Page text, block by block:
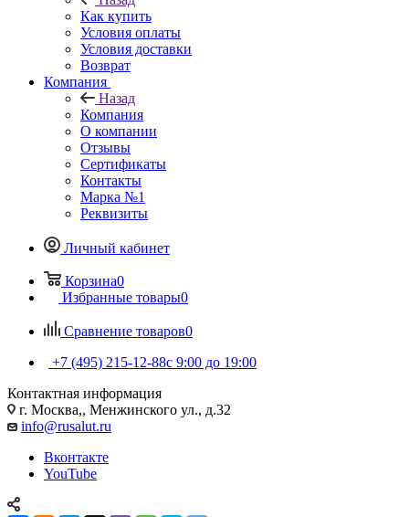
Как купить
Условия оплаты
Условия доставки
Возврат
Компания
Назад
Компания
О компании
Отзывы
Сертификаты
Контакты
Марка №1
Реквизиты
Личный кабинет
Корзина0
Избранные товары0
Сравнение товаров0
+7 (495) 215-12-88c 9:00 до 19:00
Контактная информация
г. Москва,, Менжинского ул., д.32
info@rusalut.ru
Вконтакте
YouTube